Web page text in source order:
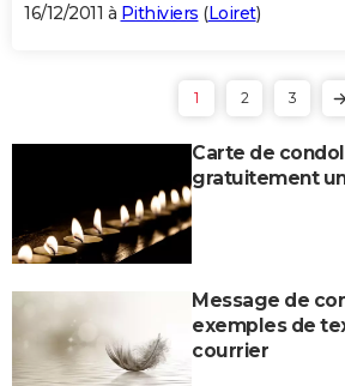
16/12/2011 à Pithiviers (Loiret)
1 2 3
Carte de
gratuitement
Message de
exemples de
courrier